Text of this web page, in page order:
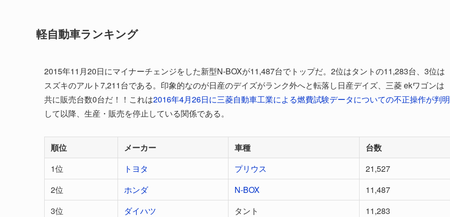
軽自動車ランキング
2015年11月20日にマイナーチェンジをした新型N-BOXが11,487台でトップだ。2位はタントの11,283台、3位は
スズキのアルト7,211台である。印象的なのが日産のデイズがランク外へと転落し日産デイズ、三菱 ekワゴンは
共に販売台数0台だ！！これは2016年4月26日に三菱自動車工業による燃費試験データについての不正操作が判明
して以降、生産・販売を停止している関係である。
順位 メーカー 車種
台数
1位
トヨタ プリウス
21,527
2位
ホンダ N-BOX
11,487
3位
ダイハツ タント
11,283